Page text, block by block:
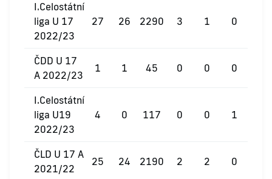
I.Celostátní
liga U 17
2022/23
27 26 2290 3 1 0
ČDD U 17
A 2022/23
1 1 45 0 0 0
I.Celostátní
liga U19
2022/23
4 0 117 0 0 1
ČLD U 17 A
2021/22
25 24 2190 2 2 0